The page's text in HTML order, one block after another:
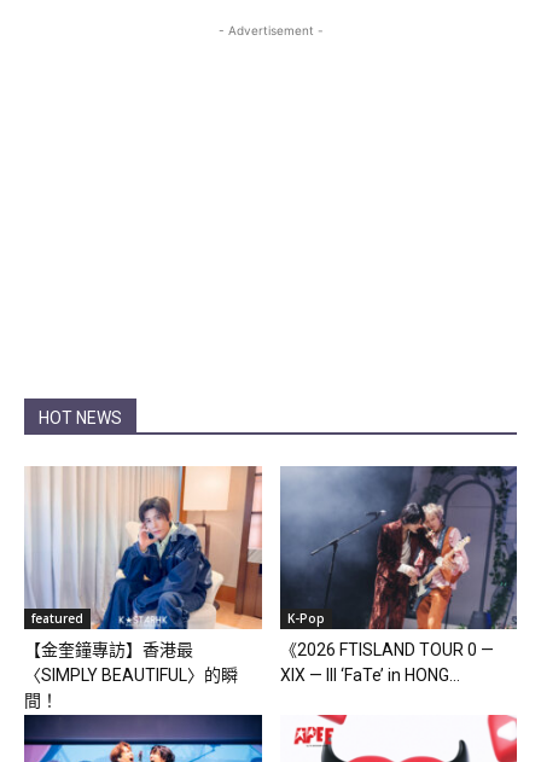
- Advertisement -
HOT NEWS
featured
【金奎鐘專訪】香港最
〈SIMPLY BEAUTIFUL〉的瞬
間！
K-Pop
《2026 FTISLAND TOUR 0 —
XIX — III ‘FaTe’ in HONG...